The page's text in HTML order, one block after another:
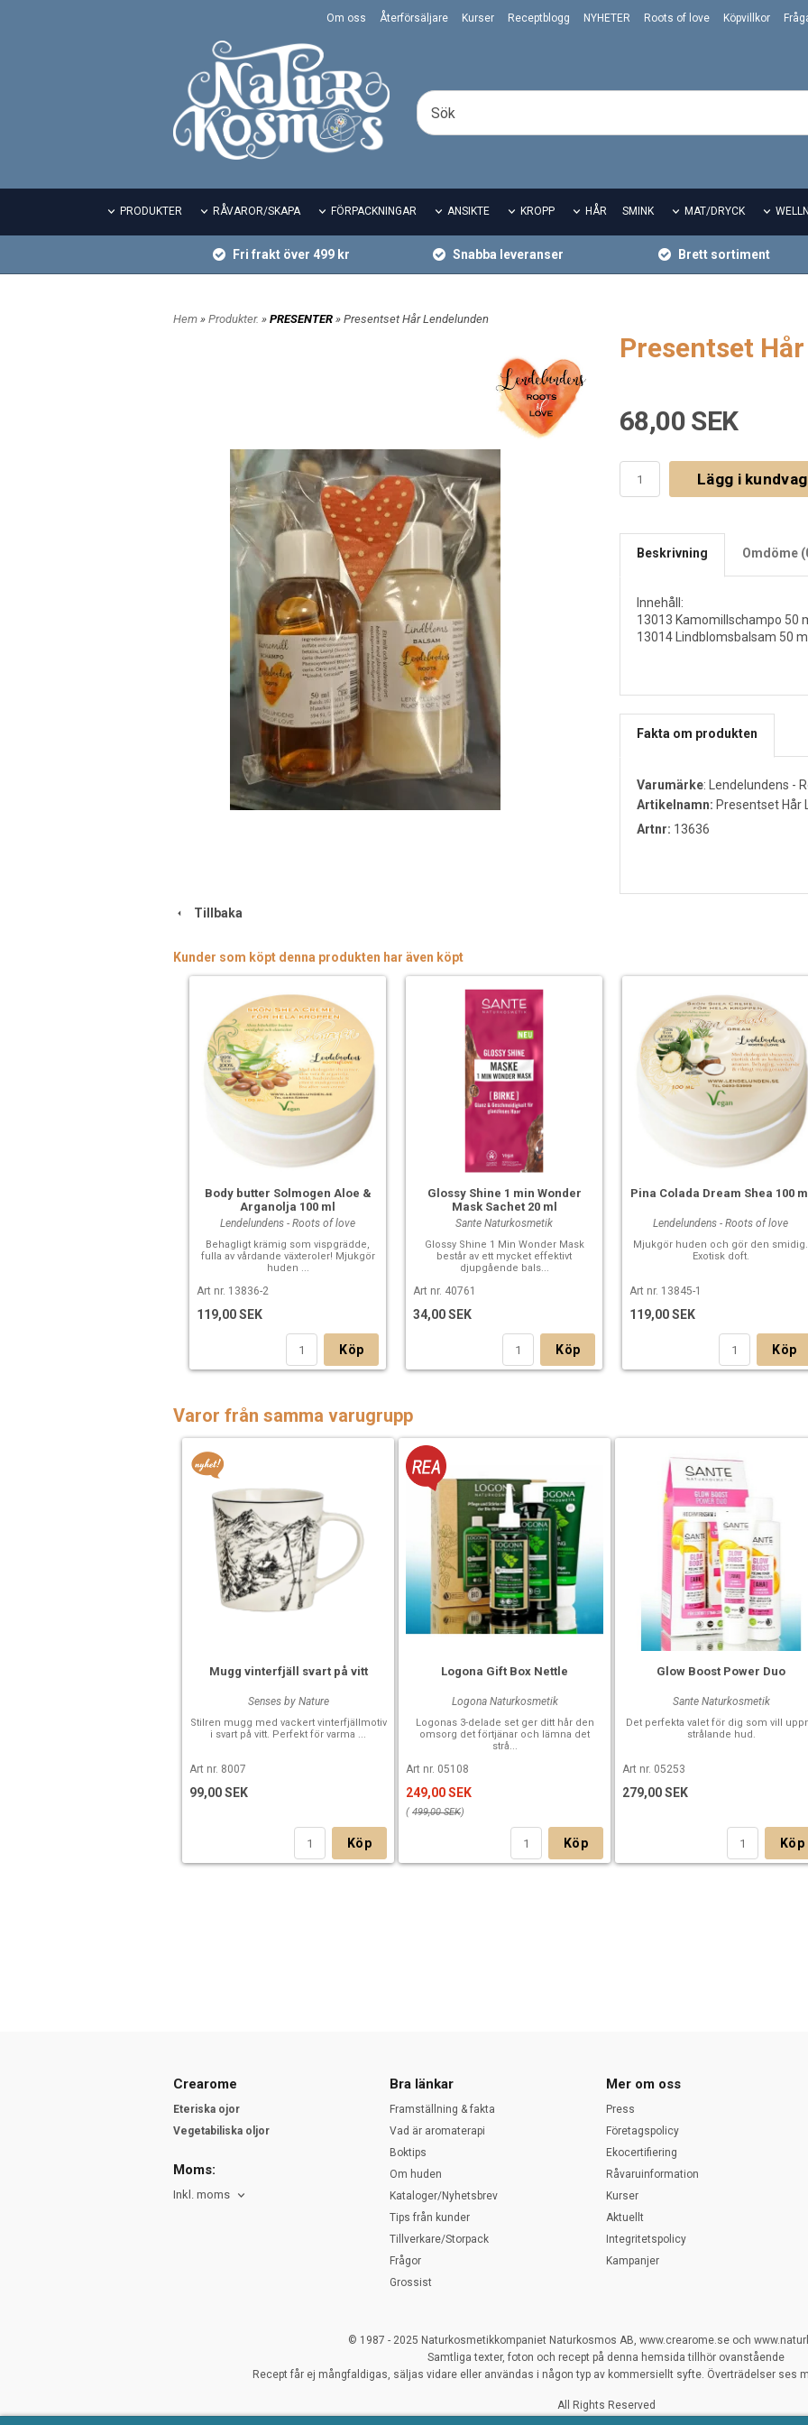
Om oss Återförsäljare Kurser Receptblogg NYHETER Roots of love Köpvillkor
PRODUKTER RÅVAROR/SKAPA FÖRPACKNINGAR ANSIKTE KROPP HÅR SMINK MAT/DRYCK
Fri frakt över 499 kr Snabba leveranser Brett sortiment
Hem » Produkter. » PRESENTER » Presentset Hår Lendelunden
Presentset
68,00 SEK
Lägg i
Beskrivning Omdöme
Innehåll:
13013 Kamomillschampo 50
13014 Lindblomsbalsam 50
Fakta om produkten
Varumärke: Lendelundens -
Artikelnamn: Presentset Hår
Artnr: 13636
Tillbaka
Kunder som köpt denna produkten har även köpt
Body butter Solmogen Aloe &
Arganolja 100 ml
Lendelundens - Roots of love
Behagligt krämig som vispgrädde,
fulla av vårdande växteroler! Mjukgör
huden ...
Art nr. 13836-2
119,00 SEK
Köp
Glossy Shine 1 min Wonder
Mask Sachet 20 ml
Sante Naturkosmetik
Glossy Shine 1 Min Wonder Mask
består av ett mycket effektivt
djupgående bals...
Art nr. 40761
34,00 SEK
Köp
Pina Colada Dream Shea 100
Lendelundens - Roots of love
Mjukgör huden och gör den smidig.
Exotisk doft.
Art nr. 13845-1
119,00 SEK
Köp
Varor från samma varugrupp
Mugg vinterfjäll svart på vitt
Senses by Nature
Stilren mugg med vackert vinterfjällmotiv
i svart på vitt. Perfekt för varma ...
Art nr. 8007
99,00 SEK
Köp
Logona Gift Box Nettle
Logona Naturkosmetik
Logonas 3-delade set ger ditt hår den
omsorg det förtjänar och lämna det
strå...
Art nr. 05108
249,00 SEK
( 499,00 SEK)
Köp
Glow Boost Power Duo
Sante Naturkosmetik
Det perfekta valet för dig som vill
strålande hud.
Art nr. 05253
279,00 SEK
Köp
Crearome
Eteriska ojor
Vegetabiliska oljor
Moms:
Inkl. moms
Bra länkar
Framställning & fakta
Vad är aromaterapi
Boktips
Om huden
Kataloger/Nyhetsbrev
Tips från kunder
Tillverkare/Storpack
Frågor
Grossist
Mer om oss
Press
Företagspolicy
Ekocertifiering
Råvaruinformation
Kurser
Aktuellt
Integritetspolicy
Kampanjer
© 1987 - 2025 Naturkosmetikkompaniet Naturkosmos AB, www.crearome.se och
Samtliga texter, foton och recept på denna hemsida tillhör ovanstående
Recept får ej mångfaldigas, säljas vidare eller användas i någon typ av kommersiellt syfte. Överträdelser ses
All Rights Reserved